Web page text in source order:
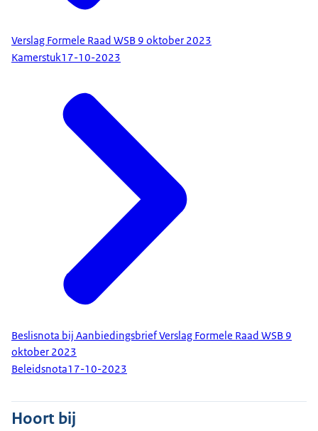
Verslag Formele Raad WSB 9 oktober 2023
Kamerstuk17-10-2023
Beslisnota bij Aanbiedingsbrief Verslag Formele Raad WSB 9
oktober 2023
Beleidsnota17-10-2023
Hoort bij